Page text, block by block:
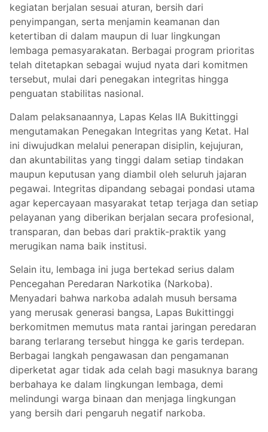
kegiatan berjalan sesuai aturan, bersih dari
penyimpangan, serta menjamin keamanan dan
ketertiban di dalam maupun di luar lingkungan
lembaga pemasyarakatan. Berbagai program prioritas
telah ditetapkan sebagai wujud nyata dari komitmen
tersebut, mulai dari penegakan integritas hingga
penguatan stabilitas nasional.
Dalam pelaksanaannya, Lapas Kelas IIA Bukittinggi
mengutamakan Penegakan Integritas yang Ketat. Hal
ini diwujudkan melalui penerapan disiplin, kejujuran,
dan akuntabilitas yang tinggi dalam setiap tindakan
maupun keputusan yang diambil oleh seluruh jajaran
pegawai. Integritas dipandang sebagai pondasi utama
agar kepercayaan masyarakat tetap terjaga dan setiap
pelayanan yang diberikan berjalan secara profesional,
transparan, dan bebas dari praktik-praktik yang
merugikan nama baik institusi.
Selain itu, lembaga ini juga bertekad serius dalam
Pencegahan Peredaran Narkotika (Narkoba).
Menyadari bahwa narkoba adalah musuh bersama
yang merusak generasi bangsa, Lapas Bukittinggi
berkomitmen memutus mata rantai jaringan peredaran
barang terlarang tersebut hingga ke garis terdepan.
Berbagai langkah pengawasan dan pengamanan
diperketat agar tidak ada celah bagi masuknya barang
berbahaya ke dalam lingkungan lembaga, demi
melindungi warga binaan dan menjaga lingkungan
yang bersih dari pengaruh negatif narkoba.